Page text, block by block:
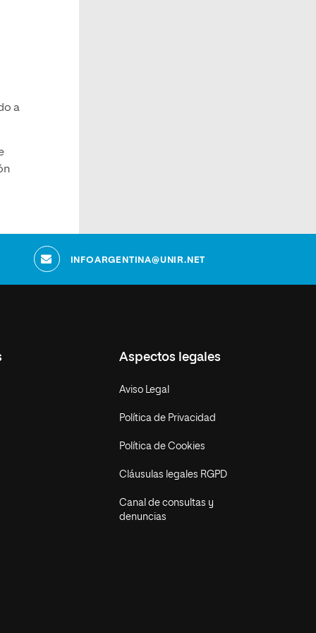
a
INFOARGENTINA@UNIR.NET
Aspectos legales
Aviso Legal
Política de Privacidad
Política de Cookies
Cláusulas legales RGPD
Canal de consultas y
denuncias